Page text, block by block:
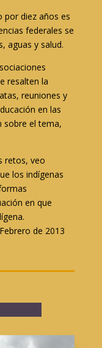
por diez años es
federales se
aguas y salud.
resalten la
reuniones y
en las
sobre el tema,
retos, veo
los indígenas
en que
de 2013